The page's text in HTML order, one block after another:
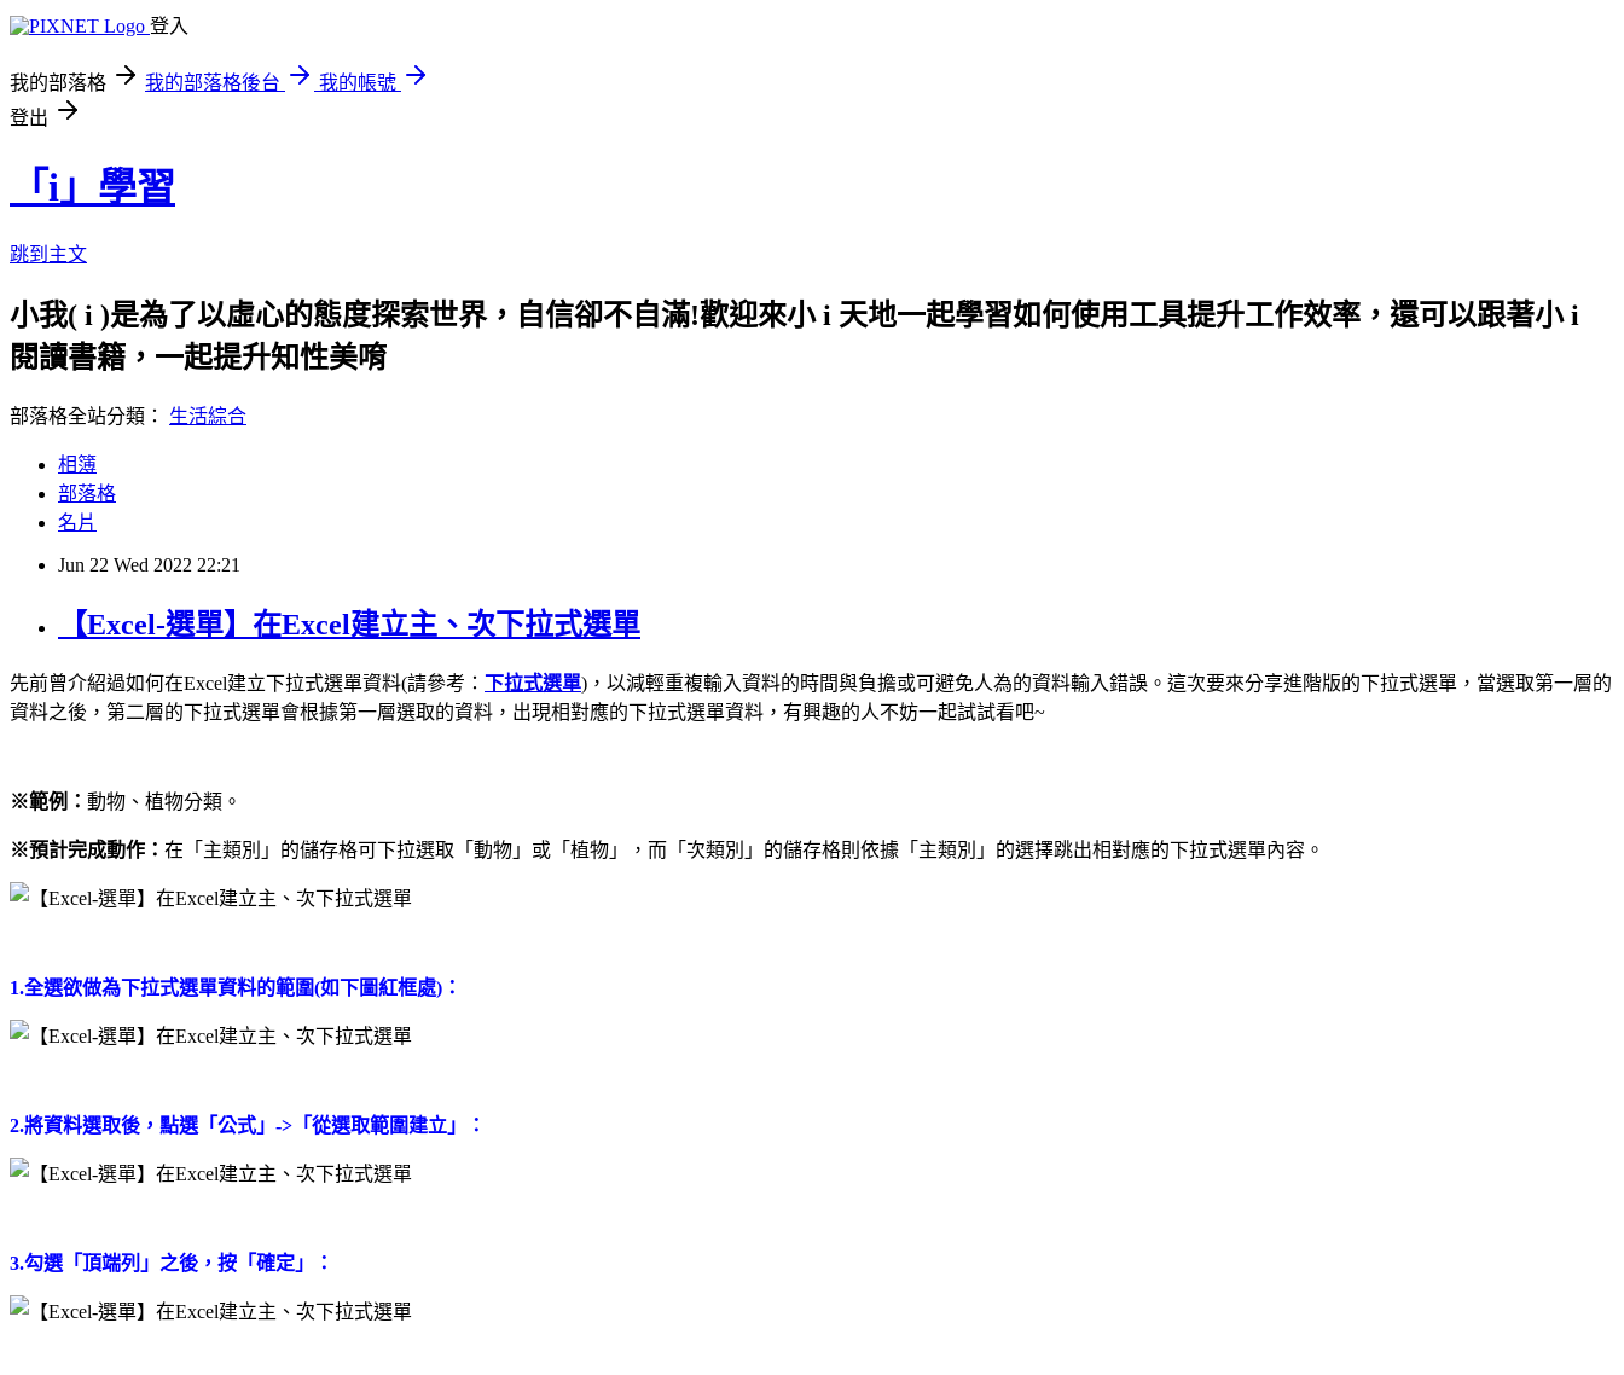
登入
我的部落格 我的部落格後台
我的帳號
登出
「i」學習
跳到主文
小我( i )是為了以虛心的態度探索世界，自信卻不自滿!歡迎來小 i 天地一起學習如何使用工具提升工作效率，還可以跟著小 i
閱讀書籍，一起提升知性美唷
部落格全站分類： 生活綜合
相簿
部落格
名片
Jun 22 Wed 2022 22:21
【Excel-選單】在Excel建立主、次下拉式選單
先前曾介紹過如何在Excel建立下拉式選單資料(請參考： 下拉式選單)，以減輕重複輸入資料的時間與負擔或可避免人為的資料輸入錯誤。這次要來分享進階版的下拉式選單，當選取第一層的
資料之後，第二層的下拉式選單會根據第一層選取的資料，出現相對應的下拉式選單資料， 有興趣的人不妨一起試試看吧~
※範例： 動物、植物分類 。
※預計完成動作： 在「主類別」的儲存格可下拉選取「動物」或「植物」，而「次類別」的儲存格則依據「主類別」的選擇跳出相對應的下拉式選單內容。
1.全選欲做為下拉式選單資料的範圍(如下圖紅框處)：
2.將資料選取後，點選「公式」->「從選取範圍建立」：
3.勾選「頂端列」之後，按「確定」：